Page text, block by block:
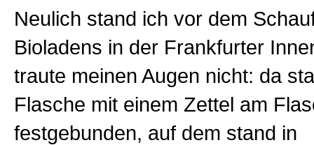
Neulich stand ich vor dem
Bioladens in der Frankfurter
traute meinen Augen nicht: da
Flasche mit einem Zettel am
festgebunden, auf dem stand in